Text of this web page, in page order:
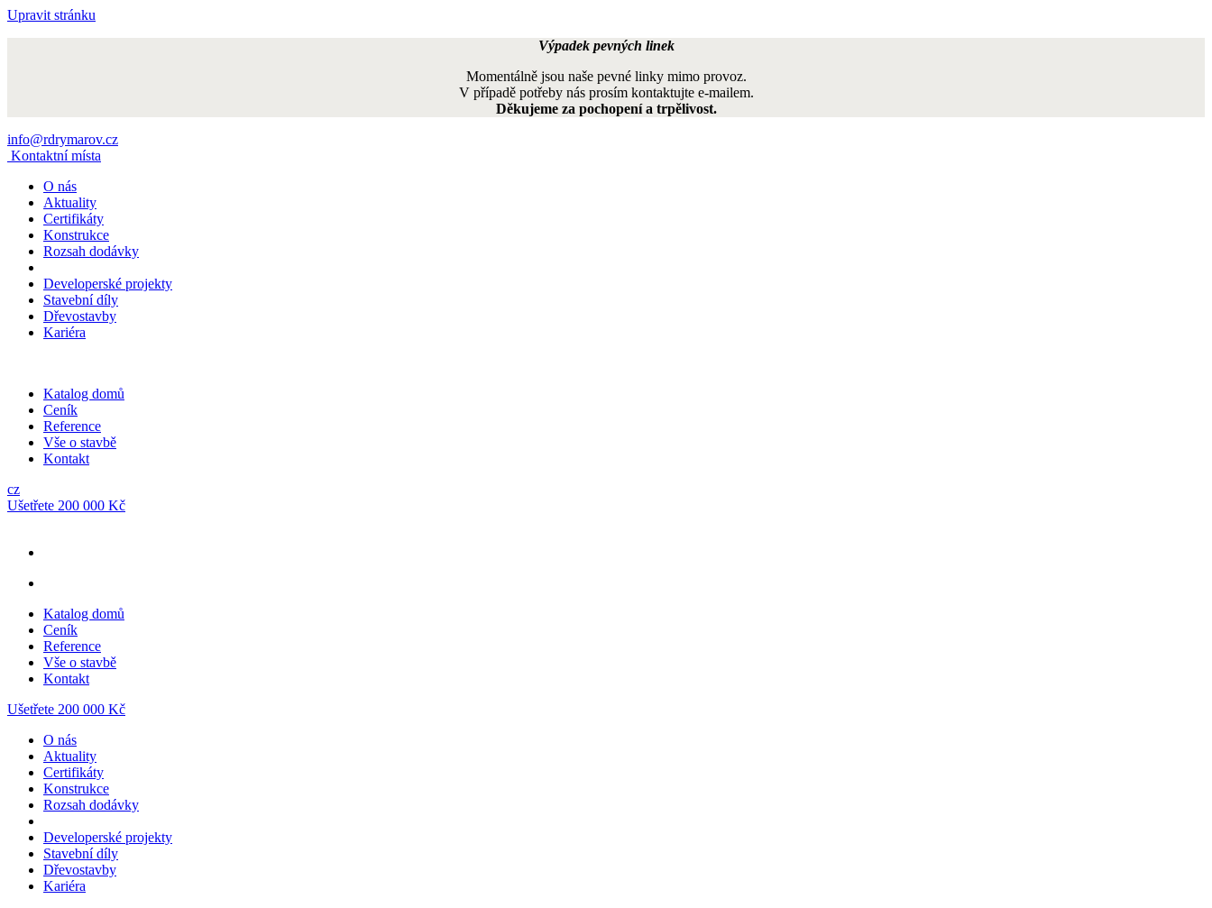
Upravit stránku
Výpadek pevných linek
Momentálně jsou naše pevné linky mimo provoz.
V případě potřeby nás prosím kontaktujte e-mailem.
Děkujeme za pochopení a trpělivost.
info@rdrymarov.cz
Kontaktní místa
O nás
Aktuality
Certifikáty
Konstrukce
Rozsah dodávky
Developerské projekty
Stavební díly
Dřevostavby
Kariéra
Katalog domů
Ceník
Reference
Vše o stavbě
Kontakt
cz
Ušetřete 200 000 Kč
Katalog domů
Ceník
Reference
Vše o stavbě
Kontakt
Ušetřete 200 000 Kč
O nás
Aktuality
Certifikáty
Konstrukce
Rozsah dodávky
Developerské projekty
Stavební díly
Dřevostavby
Kariéra